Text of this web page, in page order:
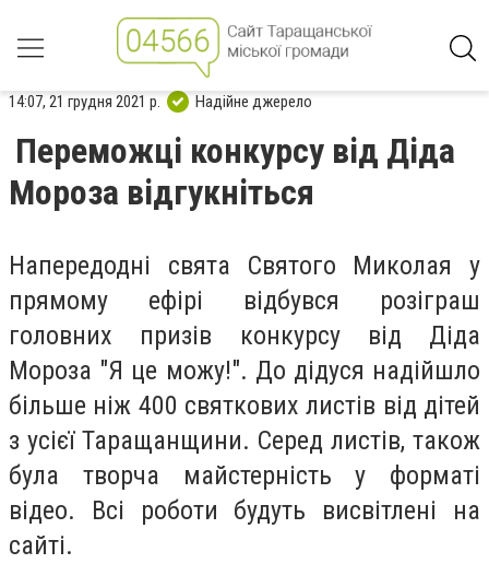
14:07, 21 грудня 2021 р. Надійне джерело
Переможці конкурсу від Діда
Мороза відгукніться
Напередодні свята Святого Миколая у
прямому ефірі відбувся розіграш
головних призів конкурсу від Діда
Мороза "Я це можу!". До дідуся надійшло
більше ніж 400 святкових листів від дітей
з усієї Таращанщини. Серед листів, також
була творча майстерність у форматі
відео. Всі роботи будуть висвітлені на
сайті.